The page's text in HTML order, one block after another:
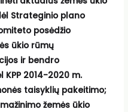
Strateginio plano
posėdžio
ūkio rūmų
ir bendro
2014-2020 m.
taisyklių pakeitimo;
žemės ūkio